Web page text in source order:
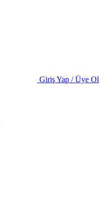
Giriş Yap / Üye Ol